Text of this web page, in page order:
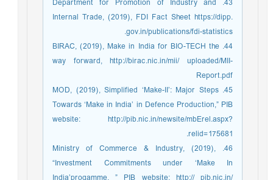
43. Department for Promotion of Industry and
Internal Trade, (2019), FDI Fact Sheet https://dipp.
gov.in/publications/fdi-statistics.
44. BIRAC, (2019), Make in India for BIO-TECH the
way forward, http://birac.nic.in/mii/ uploaded/MII-
Report.pdf
45. MOD, (2019), Simplified ‘Make-II’: Major Steps
Towards ‘Make in India’ in Defence Production,” PIB
website: http://pib.nic.in/newsite/mbErel.aspx?
relid=175681.
46. Ministry of Commerce & Industry, (2019),
“Investment Commitments under ‘Make In